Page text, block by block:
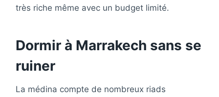
très riche même avec un budget limité.
Dormir à Marrakech sans se
ruiner
La médina compte de nombreux riads